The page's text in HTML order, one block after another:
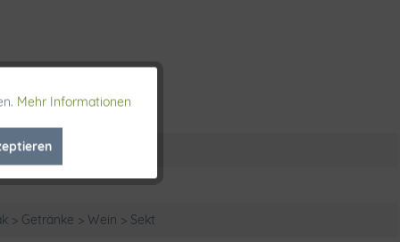
> Getränke > Wein > Sekt
Aktiv
Inaktiv
Mehr Informationen